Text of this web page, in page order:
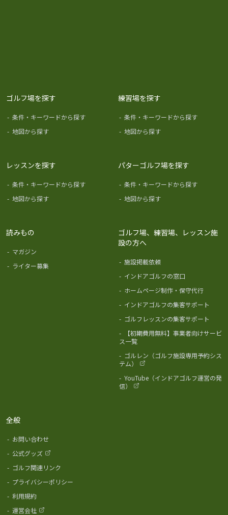
ゴルフ場を探す
- 条件・キーワードから探す
- 地図から探す
練習場を探す
- 条件・キーワードから探す
- 地図から探す
レッスンを探す
- 条件・キーワードから探す
- 地図から探す
パターゴルフ場を探す
- 条件・キーワードから探す
- 地図から探す
読みもの
- マガジン
- ライター募集
ゴルフ場、練習場、レッスン施
設の方へ
- 施設掲載依頼
- インドアゴルフの窓口
- ホームページ制作・保守代行
- インドアゴルフの集客サポート
- ゴルフレッスンの集客サポート
-
【初期費用無料】事業者向けサービ
ス一覧
- ゴルレン（ゴルフ施設専用予約シス
テム）
- YouTube（インドアゴルフ運営の発
信）
全般
- お問い合わせ
- 公式グッズ
- ゴルフ関連リンク
- プライバシーポリシー
- 利用規約
- 運営会社